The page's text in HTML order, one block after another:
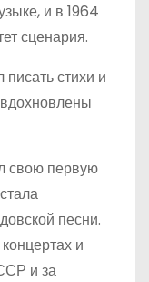
и в 1964
сценария.
стихи и
свою первую
песни.
и
и за